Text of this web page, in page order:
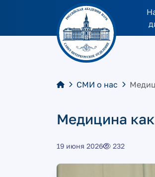
СМИ о нас
Медицина
19 июня 2026 232